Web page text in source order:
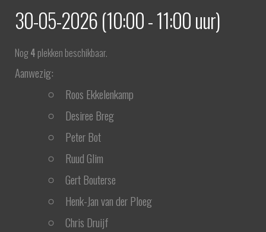
30-05-2026 (10:00 - 11:00 uur)
Nog4 plekken beschikbaar.
Aanwezig:
Roos Ekkelenkamp
Desiree Breg
Peter Bot
Ruud Glim
Gert Bouterse
Henk-Jan van der Ploeg
Chris Druijf